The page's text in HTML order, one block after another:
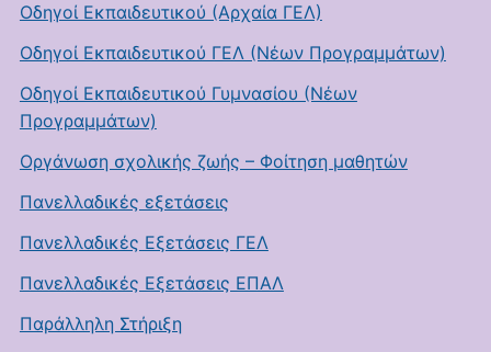
Οδηγοί Εκπαιδευτικού (Αρχαία ΓΕΛ)
Οδηγοί Εκπαιδευτικού ΓΕΛ (Νέων Προγραμμάτων)
Οδηγοί Εκπαιδευτικού Γυμνασίου (Νέων
Προγραμμάτων)
Οργάνωση σχολικής ζωής – Φοίτηση μαθητών
Πανελλαδικές εξετάσεις
Πανελλαδικές Εξετάσεις ΓΕΛ
Πανελλαδικές Εξετάσεις ΕΠΑΛ
Παράλληλη Στήριξη